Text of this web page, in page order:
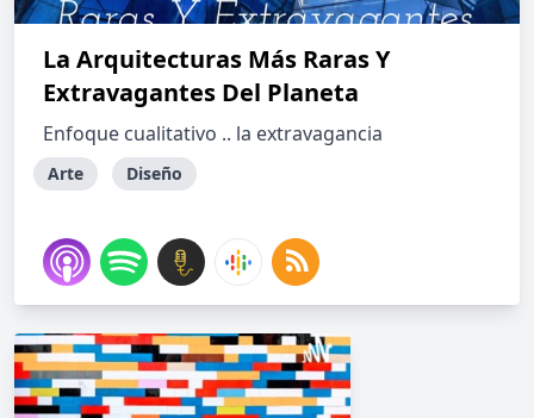
La Arquitecturas Más Raras Y
Extravagantes Del Planeta
Enfoque cualitativo .. la extravagancia
Arte Diseño